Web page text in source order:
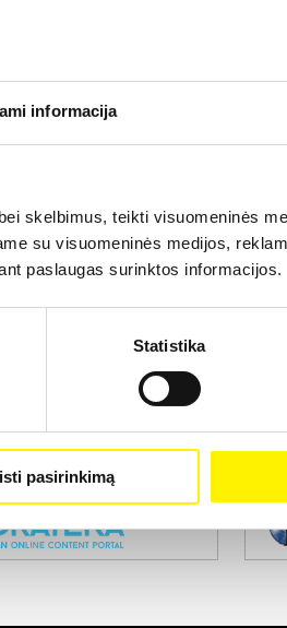
informacija
skelbimus, teikti visuomeninės
su visuomeninės medijos,
paslaugas surinktos informacijos.
Statistika
pasirinkimą